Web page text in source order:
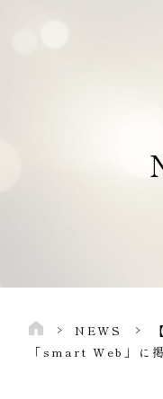
NEWS
「smart Web」に